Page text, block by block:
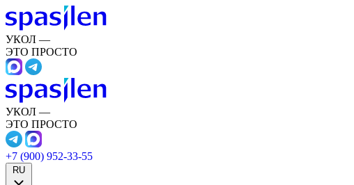
УКОЛ —
ЭТО ПРОСТО
УКОЛ —
ЭТО ПРОСТО
+7 (900) 952-33-55
RU